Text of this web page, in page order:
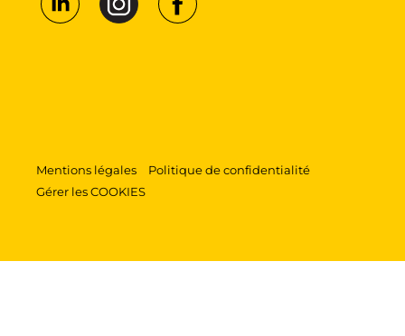
Mentions légales
Politique de confidentialité
Gérer les COOKIES